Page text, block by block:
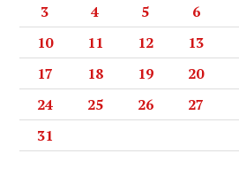
3
4 5 6
10
11 12 13
17
18 19 20
24
25 26 27
31